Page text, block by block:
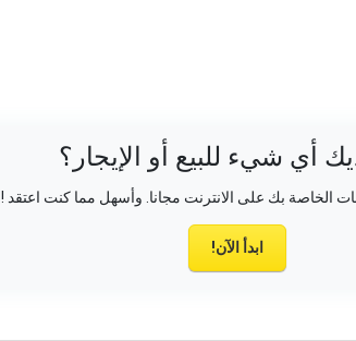
أي شيء للبيع أو الإيجار؟
الخاصة بك على الانترنت مجانا. وأسهل مما كنت اعتقد !
ابدأ الآن!